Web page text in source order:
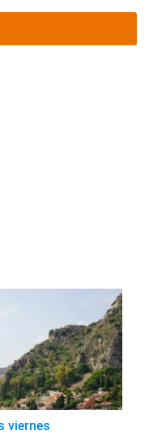
viernes